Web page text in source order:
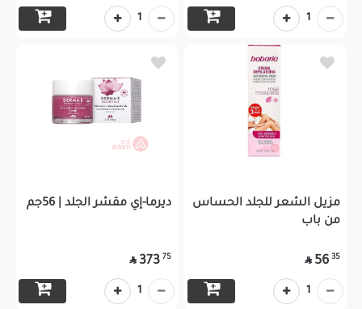
1
1
مزيل الشعر للجلد الحساس
من باب
35
56

1
ديرما-إي مقشر الجلد | 56جم
75
373

1